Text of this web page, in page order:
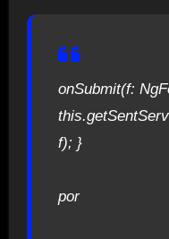
onSubmit(f:
f); }
por